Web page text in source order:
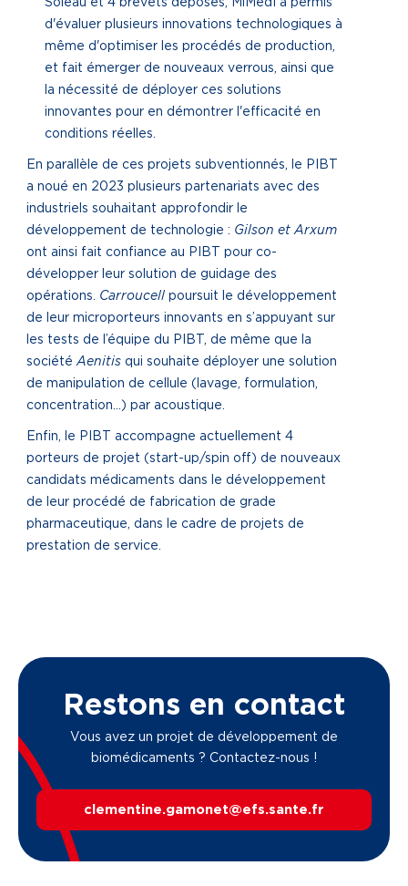
Soleau et 4 brevets déposés, MiMédI a permis
d'évaluer plusieurs innovations technologiques à
même d'optimiser les procédés de production,
et fait émerger de nouveaux verrous, ainsi que
la nécessité de déployer ces solutions
innovantes pour en démontrer l'efficacité en
conditions réelles.
En parallèle de ces projets subventionnés, le PIBT
a noué en 2023 plusieurs partenariats avec des
industriels souhaitant approfondir le
développement de technologie : Gilson et Arxum
ont ainsi fait confiance au PIBT pour co-
développer leur solution de guidage des
opérations. Carroucell poursuit le développement
de leur microporteurs innovants en s’appuyant sur
les tests de l’équipe du PIBT, de même que la
sociétéAenitis qui souhaite déployer une solution
de manipulation de cellule (lavage, formulation,
concentration…) par acoustique.
Enfin, le PIBT accompagne actuellement 4
porteurs de projet (start-up/spin off) de nouveaux
candidats médicaments dans le développement
de leur procédé de fabrication de grade
pharmaceutique, dans le cadre de projets de
prestation de service.
Restons en contact
Vous avez un projet de développement de
biomédicaments ? Contactez-nous !
clementine.gamonet@efs.sante.fr